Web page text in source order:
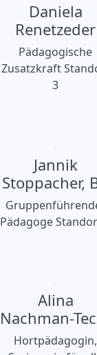
Daniela
Renetzeder
Pädagogische
Zusatzkraft
3
Jannik
Stoppacher,
Pädagoge
Alina
Nachman-
Hortpädagogin,